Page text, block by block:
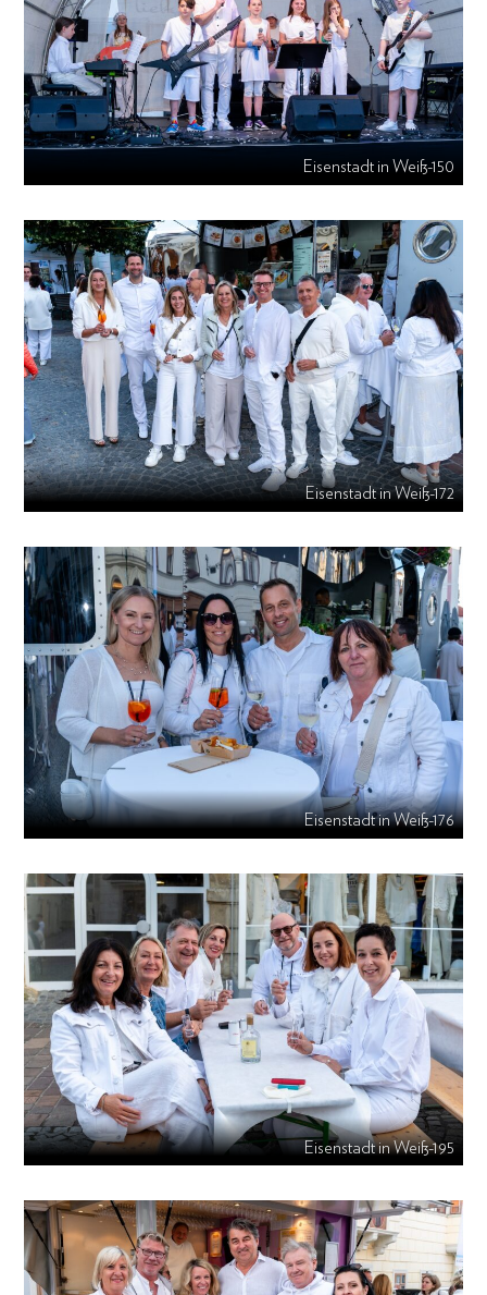
Eisenstadt in Weiß-150
Eisenstadt in Weiß-172
Eisenstadt in Weiß-176
Eisenstadt in Weiß-195